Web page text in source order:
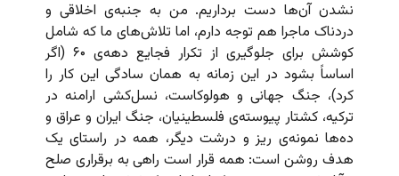
نشدن آن‌ها دست برداریم. من به جنبه‌ی اخلاقی و
دردناک ماجرا هم توجه دارم، اما تلاش‌های ما که شامل
کوشش برای جلوگیری از تکرار فجایع دهه‌ی ۶۰ (اگر
اساساً بشود در این زمانه به همان سادگی این کار را
کرد)، جنگ جهانی و هولوکاست، نسل‌کشی ارامنه در
ترکیه، کشتار پیوسته‌ی فلسطینیان، جنگ ایران و عراق و
ده‌ها نمونه‌ی ریز و درشت دیگر، همه در راستای یک
هدف روشن است: همه قرار است راهی به برقراری صلح